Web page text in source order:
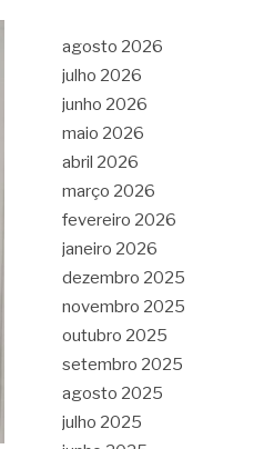
agosto 2026
julho 2026
junho 2026
maio 2026
abril 2026
março 2026
fevereiro 2026
janeiro 2026
dezembro 2025
novembro 2025
outubro 2025
setembro 2025
agosto 2025
julho 2025